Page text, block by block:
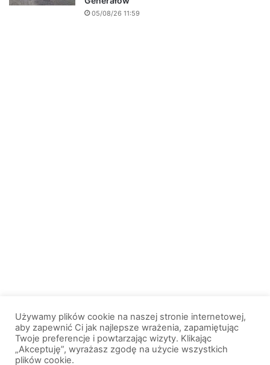
05/08/26 11:59
Używamy plików cookie na naszej stronie internetowej,
aby zapewnić Ci jak najlepsze wrażenia, zapamiętując
Twoje preferencje i powtarzając wizyty. Klikając
„Akceptuję”, wyrażasz zgodę na użycie wszystkich
plików cookie.